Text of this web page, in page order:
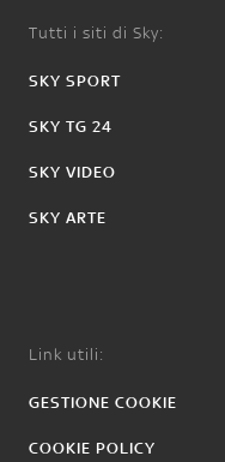
Tutti i siti di Sky:
SKY SPORT
SKY TG 24
SKY VIDEO
SKY ARTE
Link utili:
GESTIONE COOKIE
COOKIE POLICY